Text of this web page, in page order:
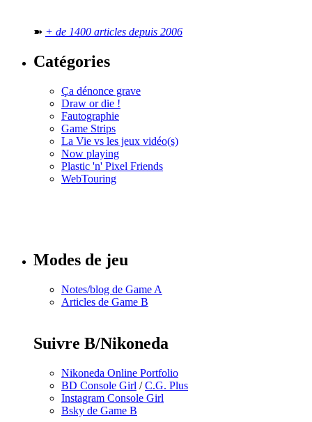
➽ + de 1400 articles depuis 2006
Catégories
Ça dénonce grave
Draw or die !
Fautographie
Game Strips
La Vie vs les jeux vidéo(s)
Now playing
Plastic 'n' Pixel Friends
WebTouring
Modes de jeu
Notes/blog de Game A
Articles de Game B
Suivre B/Nikoneda
Nikoneda Online Portfolio
BD Console Girl /C.G. Plus
Instagram Console Girl
Bsky de Game B